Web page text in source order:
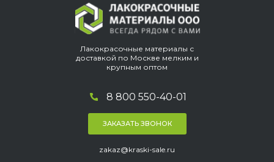
Лакокрасочные материалы с
доставкой по Москве мелким и
крупным оптом
8 800 550-40-01
ЗАКАЗАТЬ ЗВОНОК
zakaz@kraski-sale.ru